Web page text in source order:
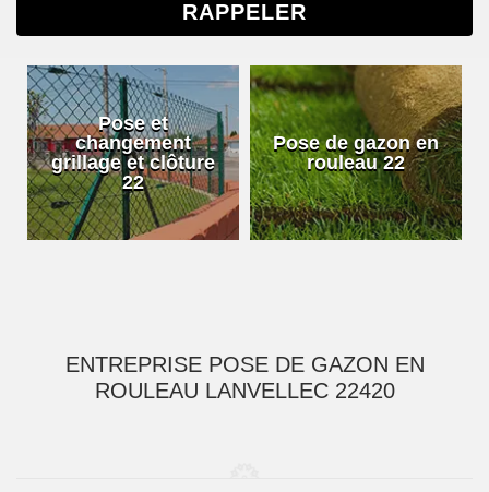
Pose et
changement
grillage et clôture
22
Pose de gazon en
rouleau 22
ENTREPRISE POSE DE GAZON EN
ROULEAU LANVELLEC 22420